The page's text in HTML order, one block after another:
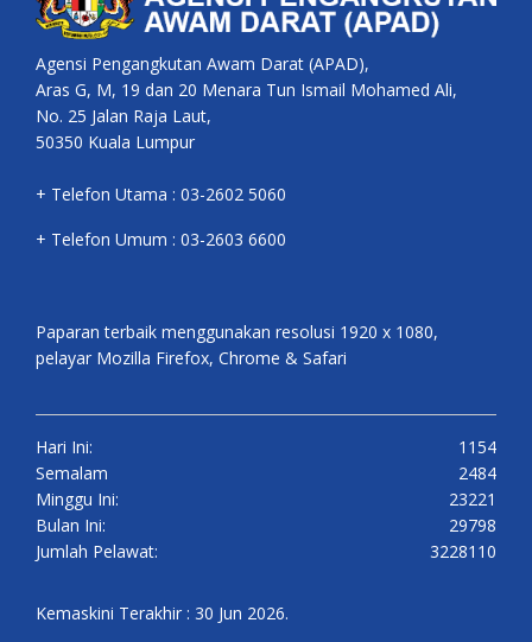
Agensi Pengangkutan Awam Darat (APAD),
Aras G, M, 19 dan 20 Menara Tun Ismail Mohamed Ali,
No. 25 Jalan Raja Laut,
50350 Kuala Lumpur
+ Telefon Utama : 03-2602 5060
+ Telefon Umum : 03-2603 6600
Paparan terbaik menggunakan resolusi 1920 x 1080,
pelayar Mozilla Firefox, Chrome & Safari
Hari Ini:
1154
Semalam
2484
Minggu Ini:
23221
Bulan Ini:
29798
Jumlah Pelawat:
3228110
Kemaskini Terakhir : 30 Jun 2026.